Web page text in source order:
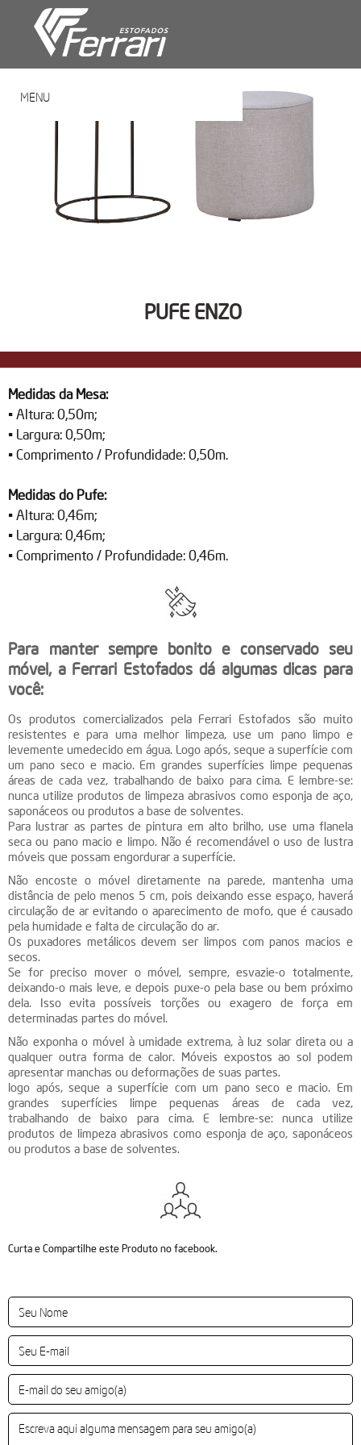
MENU
PUFE ENZO
Medidas da Mesa:
• Altura: 0,50m;
• Largura: 0,50m;
• Comprimento / Profundidade: 0,50m.
Medidas do Pufe:
• Altura: 0,46m;
• Largura: 0,46m;
• Comprimento / Profundidade: 0,46m.
Para manter sempre bonito e conservado seu
móvel, a Ferrari Estofados dá algumas dicas para
você:
Os produtos comercializados pela Ferrari Estofados são muito
resistentes e para uma melhor limpeza, use um pano limpo e
levemente umedecido em água. Logo após, seque a superfície com
um pano seco e macio. Em grandes superfícies limpe pequenas
áreas de cada vez, trabalhando de baixo para cima. E lembre-se:
nunca utilize produtos de limpeza abrasivos como esponja de aço,
saponáceos ou produtos a base de solventes.
Para lustrar as partes de pintura em alto brilho, use uma flanela
seca ou pano macio e limpo. Não é recomendável o uso de lustra
móveis que possam engordurar a superfície.
Não encoste o móvel diretamente na parede, mantenha uma
distância de pelo menos 5 cm, pois deixando esse espaço, haverá
circulação de ar evitando o aparecimento de mofo, que é causado
pela humidade e falta de circulação do ar.
Os puxadores metálicos devem ser limpos com panos macios e
secos.
Se for preciso mover o móvel, sempre, esvazie-o totalmente,
deixando-o mais leve, e depois puxe-o pela base ou bem próximo
dela. Isso evita possíveis torções ou exagero de força em
determinadas partes do móvel.
Não exponha o móvel à umidade extrema, à luz solar direta ou a
qualquer outra forma de calor. Móveis expostos ao sol podem
apresentar manchas ou deformações de suas partes.
logo após, seque a superfície com um pano seco e macio. Em
grandes superfícies limpe pequenas áreas de cada vez,
trabalhando de baixo para cima. E lembre-se: nunca utilize
produtos de limpeza abrasivos como esponja de aço, saponáceos
ou produtos a base de solventes.
Curta e Compartilhe este Produto no facebook.